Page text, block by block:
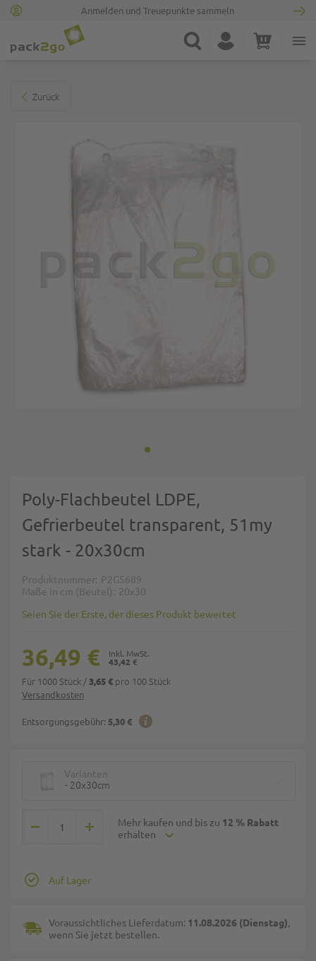
Anmelden und Treuepunkte sammeln
Suche Konto Warenkorb
Zurück
Poly-Flachbeutel LDPE,
Gefrierbeutel transparent, 51my
stark - 20x30cm
Produktnummer P2G5689
Maße in cm (Beutel)
20x30
Seien Sie der Erste, der dieses Produkt bewertet
Versandkosten
Entsorgungsgebühr: 5,30 €
43,42 €
36,49 €
Für 1000 Stück /3,65 € pro 100 Stück
Varianten
- 20x30cm
Mehr kaufen und bis zu 12 % Rabatt
erhalten
Auf Lager
Voraussichtliches Lieferdatum: 11.08.2026 (Dienstag),
wenn Sie jetzt bestellen.